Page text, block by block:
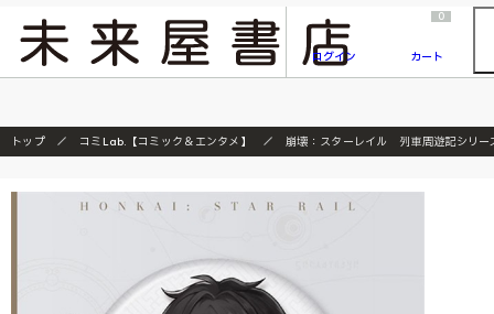
『ONE PIECE magazine 021 ONE PIECEカード付き同梱版』発売延期のご案内
ログイン
0
カート
トップ コミLab.【コミック＆エンタメ】 崩壊：スターレイル 列車周遊記シリ